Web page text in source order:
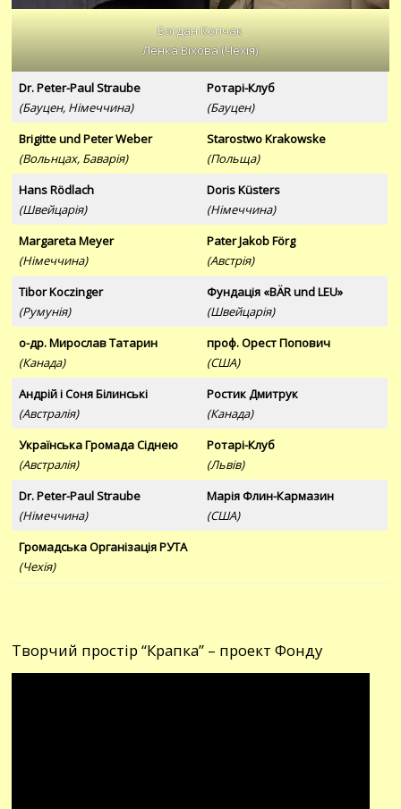
Богдан Копчак
Ленка Віхова (Чехія)
Dr. Peter-Paul Straube
(Бауцен, Німеччина)
Ротарі-Клуб
(Бауцен)
Brigitte und Peter Weber
(Вольнцах, Баварія)
Starostwo Krakowske
(Польща)
Hans Rödlach
(Швейцарія)
Doris Küsters
(Німеччина)
Margareta Meyer
(Німеччина)
Pater Jakob Förg
(Австрія)
Tibor Koczinger
(Румунія)
Фундація «BÄR und LEU»
(Швейцарія)
о-др. Мирослав Татарин
(Канада)
проф. Орест Попович
(США)
Андрій і Соня Білинські
(Австралія)
Ростик Дмитрук
(Канада)
Українська Громада Сіднею
(Австралія)
Ротарі-Клуб
(Львів)
Dr. Peter-Paul Straube
(Німеччина)
Марія Флин-Кармазин
(США)
Громадська Організація РУТА
(Чехія)
Творчий простір “Крапка” – проект Фонду